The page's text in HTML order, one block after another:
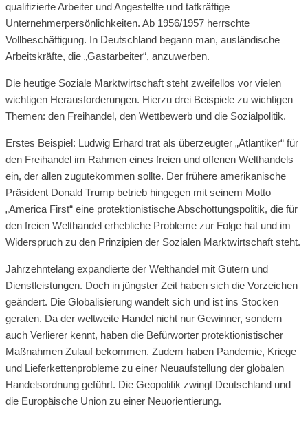
qualifizierte Arbeiter und Angestellte und tatkräftige
Unternehmerpersönlichkeiten. Ab 1956/1957 herrschte
Vollbeschäftigung. In Deutschland begann man, ausländische
Arbeitskräfte, die „Gastarbeiter“, anzuwerben.
Die heutige Soziale Marktwirtschaft steht zweifellos vor vielen
wichtigen Herausforderungen. Hierzu drei Beispiele zu wichtigen
Themen: den Freihandel, den Wettbewerb und die Sozialpolitik.
Erstes Beispiel: Ludwig Erhard trat als überzeugter „Atlantiker“ für
den Freihandel im Rahmen eines freien und offenen Welthandels
ein, der allen zugutekommen sollte. Der frühere amerikanische
Präsident Donald Trump betrieb hingegen mit seinem Motto
„America First“ eine protektionistische Abschottungspolitik, die für
den freien Welthandel erhebliche Probleme zur Folge hat und im
Widerspruch zu den Prinzipien der Sozialen Marktwirtschaft steht.
Jahrzehntelang expandierte der Welthandel mit Gütern und
Dienstleistungen. Doch in jüngster Zeit haben sich die Vorzeichen
geändert. Die Globalisierung wandelt sich und ist ins Stocken
geraten. Da der weltweite Handel nicht nur Gewinner, sondern
auch Verlierer kennt, haben die Befürworter protektionistischer
Maßnahmen Zulauf bekommen. Zudem haben Pandemie, Kriege
und Lieferkettenprobleme zu einer Neuaufstellung der globalen
Handelsordnung geführt. Die Geopolitik zwingt Deutschland und
die Europäische Union zu einer Neuorientierung.